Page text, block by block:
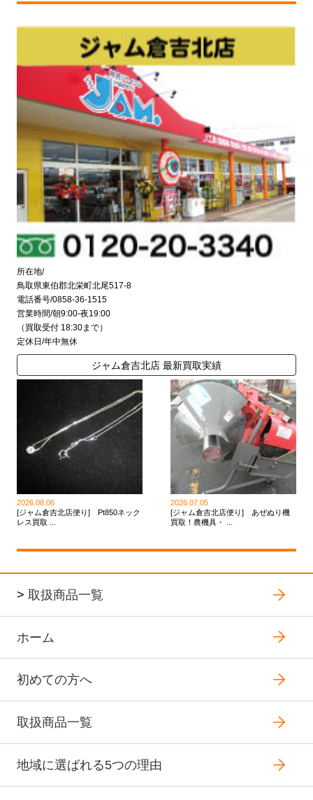
所在地/
鳥取県東伯郡北栄町北尾517-8
電話番号/0858-36-1515
営業時間/朝9:00-夜19:00
（買取受付 18:30まで）
定休日/年中無休
ジャム倉吉北店 最新買取実績
2026.08.06
[ジャム倉吉北店便り] Pt850ネック
レス買取 ...
2026.07.05
[ジャム倉吉北店便り] あぜぬり機
買取！農機具・ ...
> 取扱商品一覧
ホーム
初めての方へ
取扱商品一覧
地域に選ばれる5つの理由